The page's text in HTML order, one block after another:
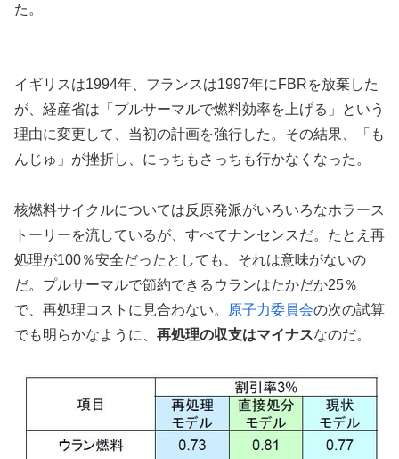
た。
イギリスは1994年、フランスは1997年にFBRを放棄した
が、経産省は「プルサーマルで燃料効率を上げる」という
理由に変更して、当初の計画を強行した。その結果、「も
んじゅ」が挫折し、にっちもさっちも行かなくなった。
核燃料サイクルについては反原発派がいろいろなホラース
トーリーを流しているが、すべてナンセンスだ。たとえ再
処理が100％安全だったとしても、それは意味がないの
だ。プルサーマルで節約できるウランはたかだか25％
で、再処理コストに見合わない。
原子力委員会の次の試算
でも明らかなように、 再処理の収支はマイナスなのだ。